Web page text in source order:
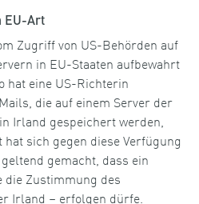
EU-Art
Zugriff von US-Behörden auf
in EU-Staaten aufbewahrt
hat eine US-Richterin
die auf einem Server der
Irland gespeichert werden,
sich gegen diese Verfügung
gemacht, dass ein
Zustimmung des
Irland – erfolgen dürfe.